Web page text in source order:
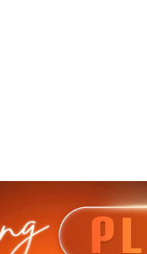
Casio
230EL-